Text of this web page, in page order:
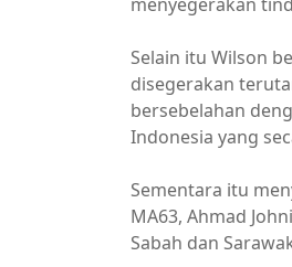
Selain itu Wilson
disegerakan
bersebelahan
Indonesia yang
Sementara itu
MA63, Ahmad
Sabah dan